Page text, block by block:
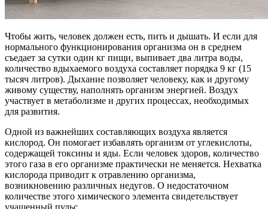
Чтобы жить, человек должен есть, пить и дышать. И если для
нормального функционирования организма он в среднем
съедает за сутки один кг пищи, выпивает два литра воды,
количество вдыхаемого воздуха составляет порядка 9 кг (15
тысяч литров). Дыхание позволяет человеку, как и другому
живому существу, наполнять организм энергией. Воздух
участвует в метаболизме и других процессах, необходимых
для развития.
Одной из важнейших составляющих воздуха является
кислород. Он помогает избавлять организм от углекислоты,
содержащей токсины и яды. Если человек здоров, количество
этого газа в его организме практически не меняется. Нехватка
кислорода приводит к отравлению организма,
возникновению различных недугов. О недостаточном
количестве этого химического элемента свидетельствует
учащенный пульс.